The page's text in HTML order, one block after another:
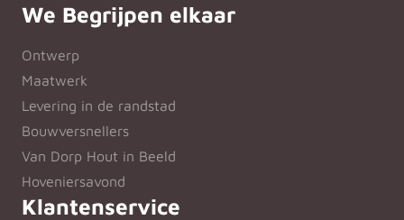
We Begrijpen elkaar
Ontwerp
Maatwerk
Levering in de randstad
Bouwversnellers
Van Dorp Hout in Beeld
Hoveniersavond
Klantenservice